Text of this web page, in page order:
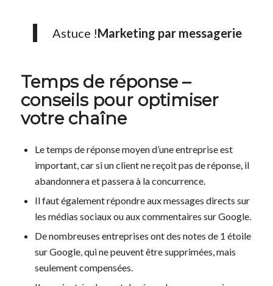
Astuce !Marketing par messagerie
Temps de réponse –
conseils pour optimiser
votre chaîne
Le temps de réponse moyen d’une entreprise est
important, car si un client ne reçoit pas de réponse, il
abandonnera et passera à la concurrence.
Il faut également répondre aux messages directs sur
les médias sociaux ou aux commentaires sur Google.
De nombreuses entreprises ont des notes de 1 étoile
sur Google, qui ne peuvent être supprimées, mais
seulement compensées.